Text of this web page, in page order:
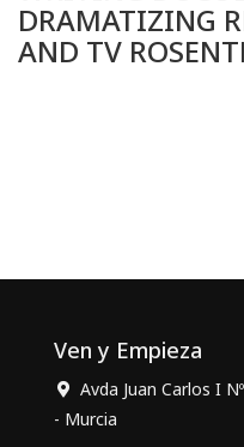
DRAMATIZING
AND TV
Ven y Empieza
Avda Juan Carlos I
- Murcia